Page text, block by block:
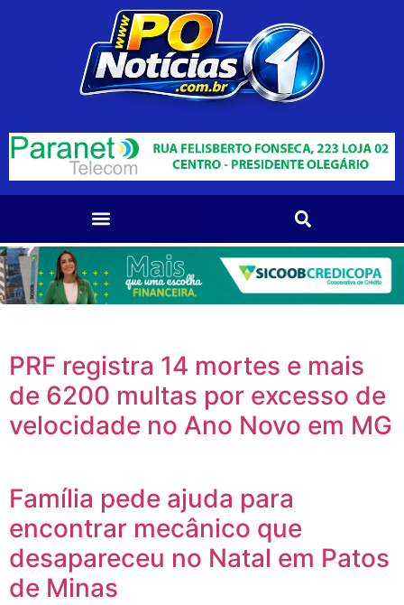
PRF registra 14 mortes e mais
de 6200 multas por excesso de
velocidade no Ano Novo em MG
Família pede ajuda para
encontrar mecânico que
desapareceu no Natal em Patos
de Minas